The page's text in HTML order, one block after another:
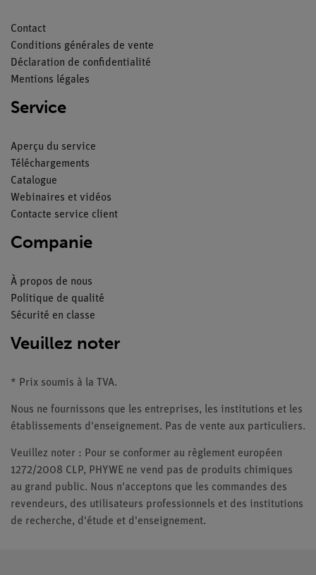
Contact
Conditions générales de vente
Déclaration de confidentialité
Mentions légales
Service
Aperçu du service
Téléchargements
Catalogue
Webinaires et vidéos
Contacte service client
Companie
À propos de nous
Politique de qualité
Sécurité en classe
Veuillez noter
* Prix soumis à la TVA.
Nous ne fournissons que les entreprises, les institutions et les
établissements d'enseignement. Pas de vente aux particuliers.
Veuillez noter : Pour se conformer au règlement européen
1272/2008 CLP, PHYWE ne vend pas de produits chimiques
au grand public. Nous n'acceptons que les commandes des
revendeurs, des utilisateurs professionnels et des institutions
de recherche, d'étude et d'enseignement.